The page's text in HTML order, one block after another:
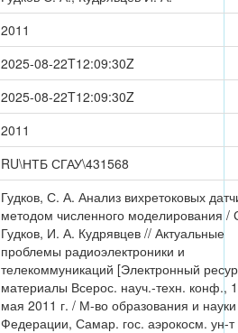
2011
2025-08-22T12:09:30Z
2025-08-22T12:09:30Z
2011
RU\НТБ СГАУ\431568
Гудков, С. А. Анализ вихретоковых
методом численного моделирования /
Гудков, И. А. Кудрявцев // Актуальные
проблемы радиоэлектроники и
телекоммуникаций [Электронный
материалы Всерос. науч.-техн. конф.,
мая 2011 г. / М-во образования и
Федерации, Самар. гос. аэрокосм. ун-